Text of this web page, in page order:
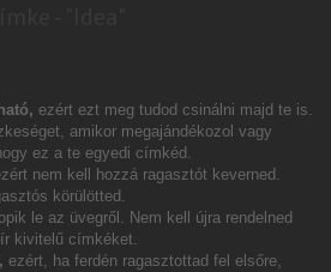
ezért ezt meg tudod csinálni majd te is.
amikor megajándékozol vagy
ez a te egyedi címkéd.
nem kell hozzá ragasztót keverned.
körülötted.
le az üvegről. Nem kell újra rendelned
kivitelű címkéket.
ezért, ha ferdén ragasztottad fel elsőre,